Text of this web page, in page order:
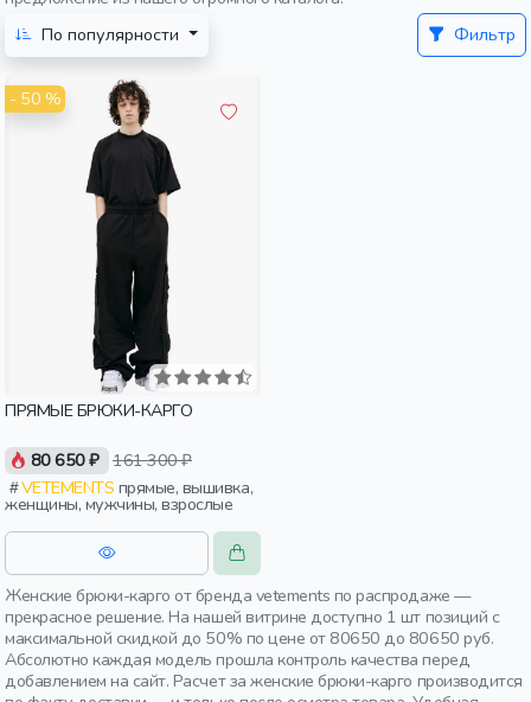
По популярности
Фильтр
- 50 %
ПРЯМЫЕ БРЮКИ-КАРГО
80 650 ₽ 161 300 ₽
VETEMENTS
женщины, мужчины, взрослые
Женские брюки-карго от бренда vetements по распродаже —
прекрасное решение. На нашей витрине доступно 1 шт позиций с
максимальной скидкой до 50% по цене от 80650 до 80650 руб.
Абсолютно каждая модель прошла контроль качества перед
добавлением на сайт. Расчет за женские брюки-карго производится